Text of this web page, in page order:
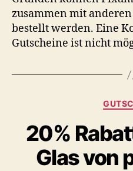
zusammen mit
bestellt werden. Eine
Gutscheine ist nicht
20%
Glas von